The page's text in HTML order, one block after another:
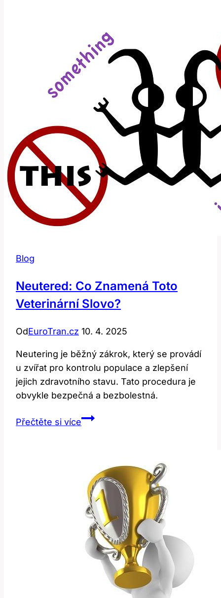
Význam!
Blog
Neutered: Co Znamená Toto
Veterinární Slovo?
OdEuroTran.cz 10. 4. 2025
Neutering je běžný zákrok, který se provádí
u zvířat pro kontrolu populace a zlepšení
jejich zdravotního stavu. Tato procedura je
obvykle bezpečná a bezbolestná.
Přečtěte si víceNeutered:
Veterinární
Slovo?